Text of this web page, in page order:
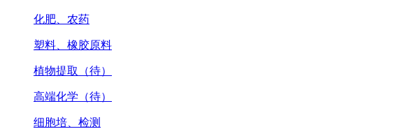
化肥、农药
塑料、橡胶原料
植物提取（待）
高端化学（待）
细胞培、检测